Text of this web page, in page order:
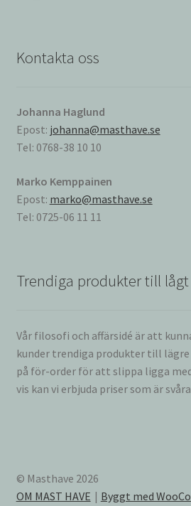
Kontakta oss
Johanna Haglund
Epost: johanna@masthave.se
Tel: 0768-38 10 10
Marko Kemppainen
Epost: marko@masthave.se
Tel: 0725-06 11 11
Trendiga produkter till
Vår filosofi och affärsidé är att
kunder trendiga produkter till
på för-order för att slippa ligga
vis kan vi erbjuda priser som är
© Masthave 2026
OM MAST HAVE
Byggt med